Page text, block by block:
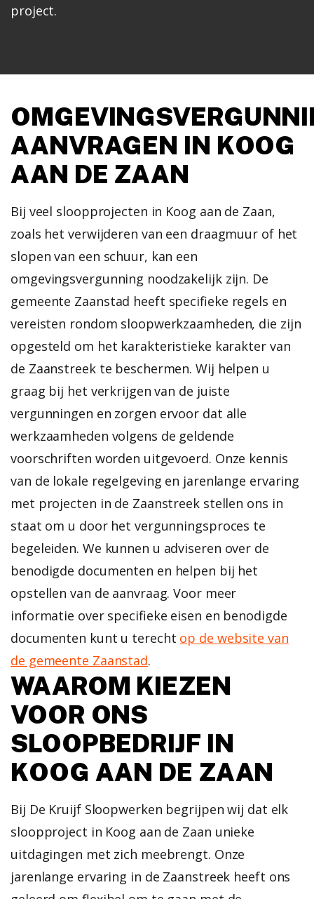
project.
AANVRAGEN IN KOOG
AAN DE ZAAN
Bij veel sloopprojecten in Koog aan de Zaan,
zoals het verwijderen van een draagmuur of het
slopen van een schuur, kan een
omgevingsvergunning noodzakelijk zijn. De
gemeente Zaanstad heeft specifieke regels en
vereisten rondom sloopwerkzaamheden, die zijn
opgesteld om het karakteristieke karakter van
de Zaanstreek te beschermen. Wij helpen u
graag bij het verkrijgen van de juiste
vergunningen en zorgen ervoor dat alle
werkzaamheden volgens de geldende
voorschriften worden uitgevoerd. Onze kennis
van de lokale regelgeving en jarenlange ervaring
met projecten in de Zaanstreek stellen ons in
staat om u door het vergunningsproces te
begeleiden. We kunnen u adviseren over de
benodigde documenten en helpen bij het
opstellen van de aanvraag. Voor meer
informatie over specifieke eisen en benodigde
documenten kunt u terecht op de website van
de gemeente Zaanstad.
WAAROM KIEZEN
VOOR ONS
SLOOPBEDRIJF IN
KOOG AAN DE ZAAN
Bij De Kruijf Sloopwerken begrijpen wij dat elk
sloopproject in Koog aan de Zaan unieke
uitdagingen met zich meebrengt. Onze
jarenlange ervaring in de Zaanstreek heeft ons